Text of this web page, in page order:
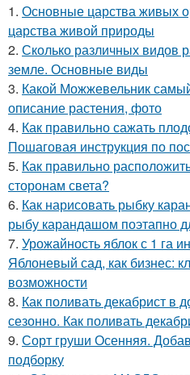
1. Основные царства живых
царства живой природы
2. Сколько различных видов
земле. Основные виды
3. Какой Можжевельник
описание растения, фото
4. Как правильно сажать
Пошаговая инструкция по
5. Как правильно
сторонам света?
6. Как нарисовать рыбку
рыбу карандашом поэтапно
7. Урожайность яблок с 1 га
Яблоневый сад, как бизнес:
возможности
8. Как поливать декабрист в
сезонно. Как поливать
9. Сорт груши Осенняя.
подборку